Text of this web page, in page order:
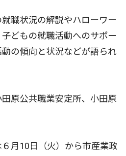
職状況の解説やハローワー
どもの就職活動へのサポー
動の傾向と状況などが語られ
原公共職業安定所、小田原
月10日（火）から市産業政